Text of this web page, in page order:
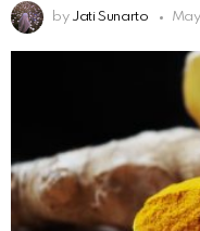
by Jati Sunarto